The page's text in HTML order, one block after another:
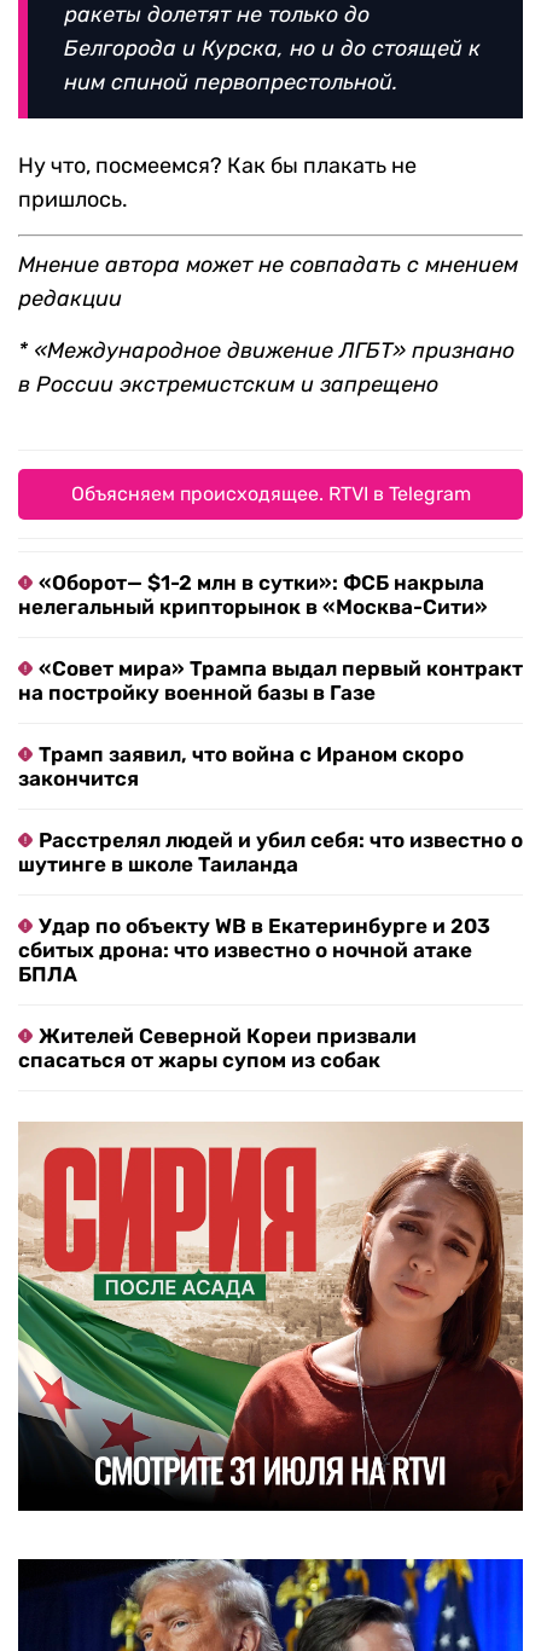
ракеты долетят не только до
Белгорода и Курска, но и до стоящей к
ним спиной первопрестольной.
Ну что, посмеемся? Как бы плакать не
пришлось.
Мнение автора может не совпадать с мнением
редакции
* «Международное движение ЛГБТ» признано
в России экстремистским и запрещено
Объясняем происходящее. RTVI в Telegram
«Оборот— $1-2 млн в сутки»: ФСБ накрыла
нелегальный крипторынок в «Москва-Сити»
«Совет мира» Трампа выдал первый контракт
на постройку военной базы в Газе
Трамп заявил, что война с Ираном скоро
закончится
Расстрелял людей и убил себя: что известно о
шутинге в школе Таиланда
Удар по объекту WB в Екатеринбурге и 203
сбитых дрона: что известно о ночной атаке
БПЛА
Жителей Северной Кореи призвали
спасаться от жары супом из собак